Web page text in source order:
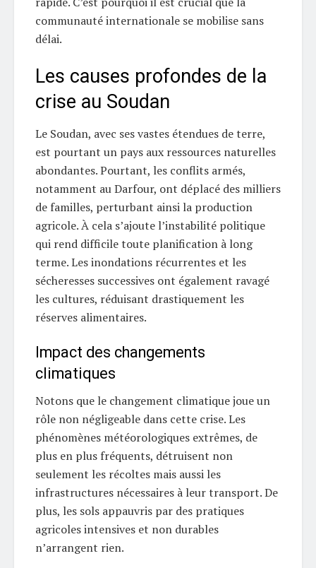
communauté internationale se mobilise sans
délai.
Les causes profondes de la
crise au Soudan
Le Soudan, avec ses vastes étendues de terre,
est pourtant un pays aux ressources naturelles
abondantes. Pourtant, les conflits armés,
notamment au Darfour, ont déplacé des milliers
de familles, perturbant ainsi la production
agricole. À cela s’ajoute l’instabilité politique
qui rend difficile toute planification à long
terme. Les inondations récurrentes et les
sécheresses successives ont également ravagé
les cultures, réduisant drastiquement les
réserves alimentaires.
Impact des changements
climatiques
Notons que le changement climatique joue un
rôle non négligeable dans cette crise. Les
phénomènes météorologiques extrêmes, de
plus en plus fréquents, détruisent non
seulement les récoltes mais aussi les
infrastructures nécessaires à leur transport. De
plus, les sols appauvris par des pratiques
agricoles intensives et non durables
n’arrangent rien.